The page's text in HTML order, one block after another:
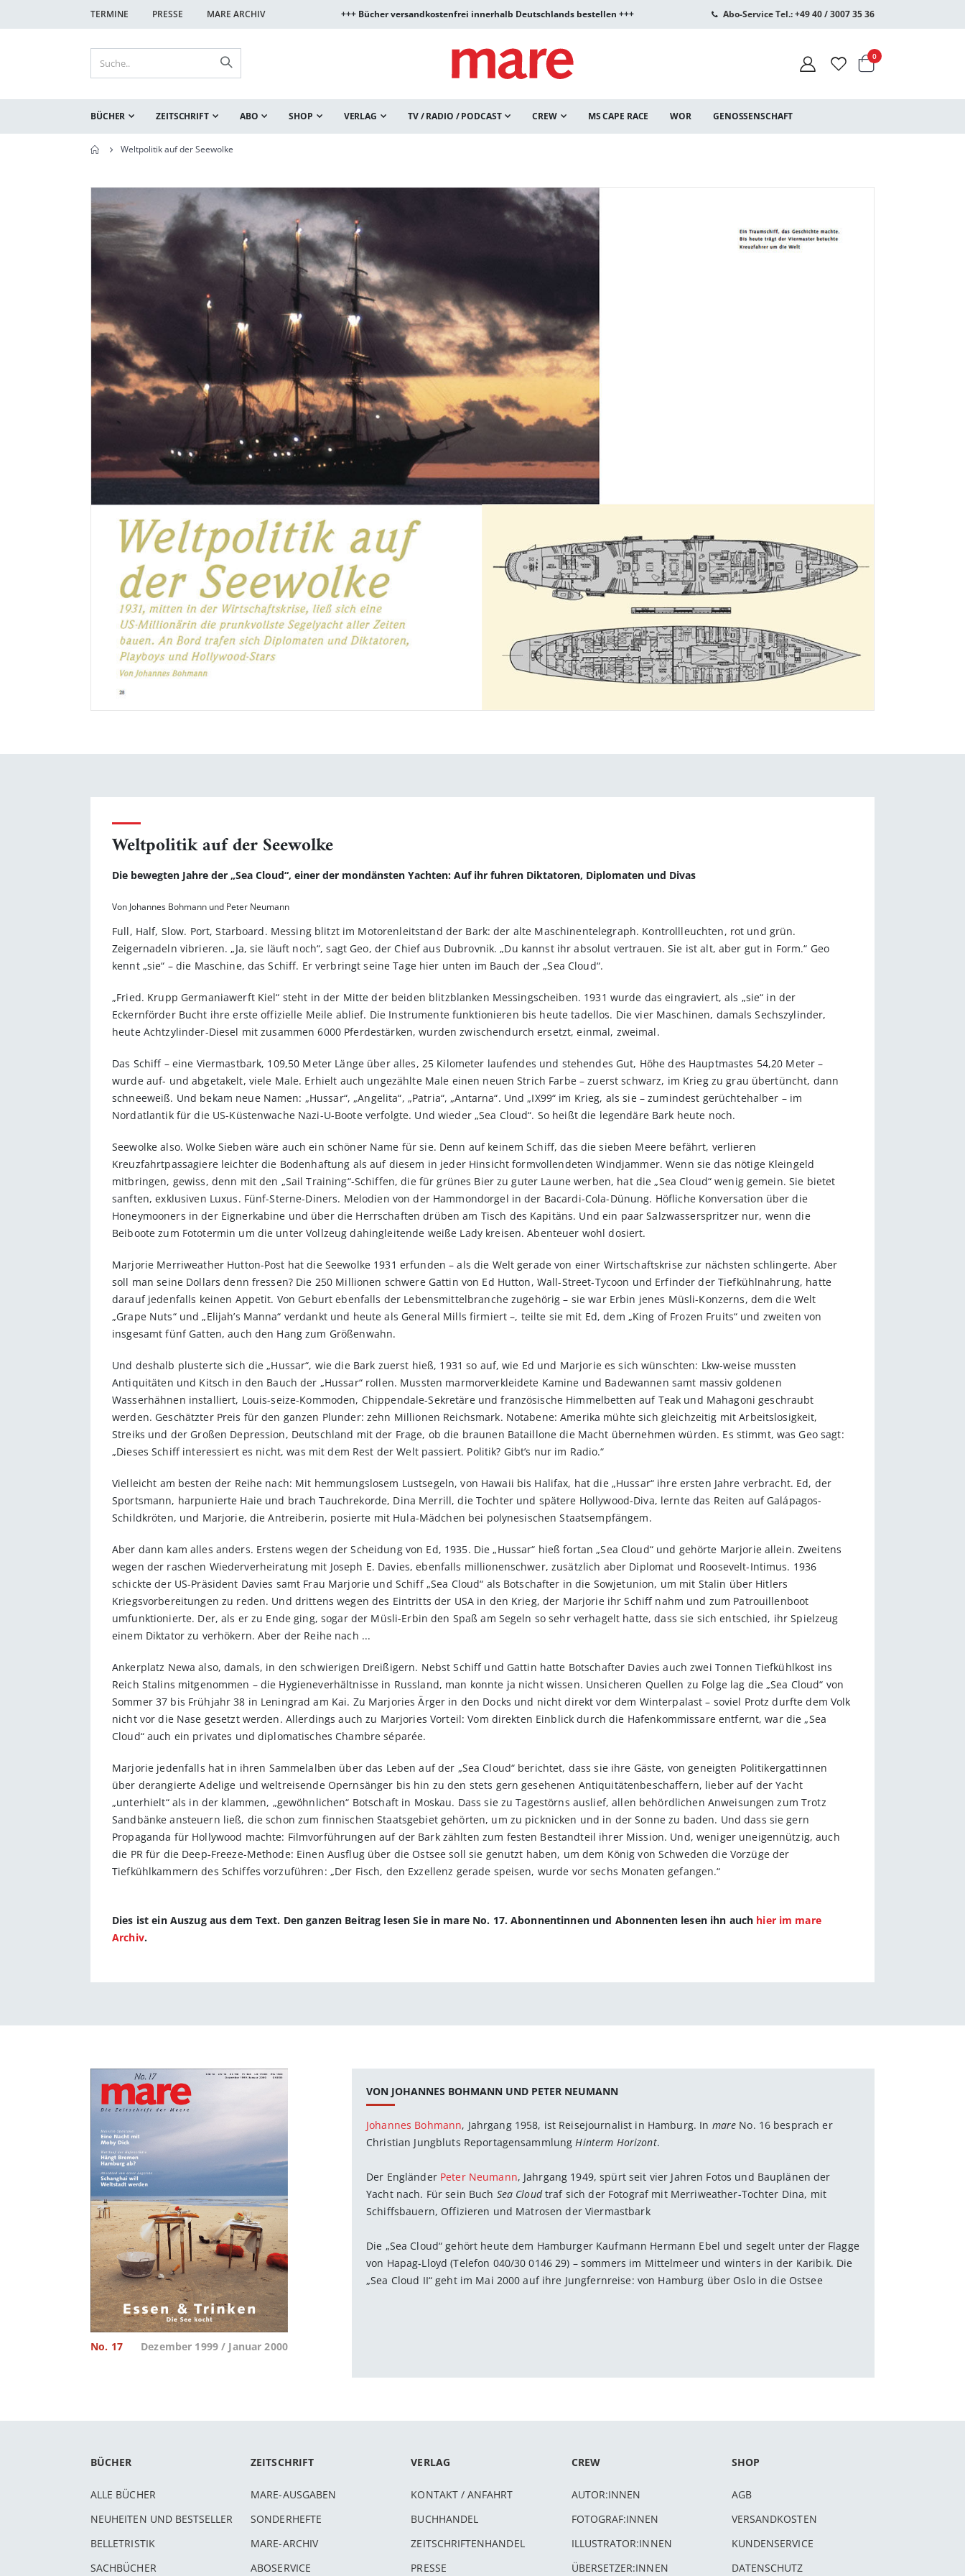
TERMINE PRESSE MARE ARCHIV +++ Bücher versandkostenfrei innerhalb Deutschlands bestellen +++ Abo-Service Tel.: +49 40 / 3007 35 36
Warenkorb
0Artikel
BÜCHER ZEITSCHRIFT ABO SHOP VERLAG TV / RADIO / PODCAST CREW MS CAPE RACE WOR GENOSSENSCHAFT
Weltpolitik auf der Seewolke
Ende
der
Bildgalerie
springen
Anfang
der
Bildgalerie
springen
Weltpolitik auf der Seewolke
Die bewegten Jahre der „Sea Cloud“, einer der mondänsten Yachten: Auf ihr fuhren Diktatoren, Diplomaten und Divas
Von Johannes Bohmann und Peter Neumann
Full, Half, Slow. Port, Starboard. Messing blitzt im Motorenleitstand der Bark: der alte Maschinentelegraph. Kontrollleuchten, rot und grün.
Zeigernadeln vibrieren. „Ja, sie läuft noch“, sagt Geo, der Chief aus Dubrovnik. „Du kannst ihr absolut vertrauen. Sie ist alt, aber gut in Form.“ Geo
kennt „sie“ – die Maschine, das Schiff. Er verbringt seine Tage hier unten im Bauch der „Sea Cloud“.
„Fried. Krupp Germaniawerft Kiel“ steht in der Mitte der beiden blitzblanken Messingscheiben. 1931 wurde das eingraviert, als „sie“ in der
Eckernförder Bucht ihre erste offizielle Meile ablief. Die Instrumente funktionieren bis heute tadellos. Die vier Maschinen, damals Sechszylinder,
heute Achtzylinder-Diesel mit zusammen 6000 Pferdestärken, wurden zwischendurch ersetzt, einmal, zweimal.
Das Schiff – eine Viermastbark, 109,50 Meter Länge über alles, 25 Kilometer laufendes und stehendes Gut, Höhe des Hauptmastes 54,20 Meter –
wurde auf- und abgetakelt, viele Male. Erhielt auch ungezählte Male einen neuen Strich Farbe – zuerst schwarz, im Krieg zu grau übertüncht, dann
schneeweiß. Und bekam neue Namen: „Hussar“, „Angelita“, „Patria“, „Antarna“. Und „IX99“ im Krieg, als sie – zumindest gerüchtehalber – im
Nordatlantik für die US-Küstenwache Nazi-U-Boote verfolgte. Und wieder „Sea Cloud“. So heißt die legendäre Bark heute noch.
Seewolke also. Wolke Sieben wäre auch ein schöner Name für sie. Denn auf keinem Schiff, das die sieben Meere befährt, verlieren
Kreuzfahrtpassagiere leichter die Bodenhaftung als auf diesem in jeder Hinsicht formvollendeten Windjammer. Wenn sie das nötige Kleingeld
mitbringen, gewiss, denn mit den „Sail Training“-Schiffen, die für grünes Bier zu guter Laune werben, hat die „Sea Cloud“ wenig gemein. Sie bietet
sanften, exklusiven Luxus. Fünf-Sterne-Diners. Melodien von der Hammondorgel in der Bacardi-Cola-Dünung. Höfliche Konversation über die
Honeymooners in der Eignerkabine und über die Herrschaften drüben am Tisch des Kapitäns. Und ein paar Salzwasserspritzer nur, wenn die
Beiboote zum Fototermin um die unter Vollzeug dahingleitende weiße Lady kreisen. Abenteuer wohl dosiert.
Marjorie Merriweather Hutton-Post hat die Seewolke 1931 erfunden – als die Welt gerade von einer Wirtschaftskrise zur nächsten schlingerte. Aber
soll man seine Dollars denn fressen? Die 250 Millionen schwere Gattin von Ed Hutton, Wall-Street-Tycoon und Erfinder der Tiefkühlnahrung, hatte
darauf jedenfalls keinen Appetit. Von Geburt ebenfalls der Lebensmittelbranche zugehörig – sie war Erbin jenes Müsli-Konzerns, dem die Welt
„Grape Nuts“ und „Elijah’s Manna“ verdankt und heute als General Mills firmiert –, teilte sie mit Ed, dem „King of Frozen Fruits“ und zweiten von
insgesamt fünf Gatten, auch den Hang zum Größenwahn.
Und deshalb plusterte sich die „Hussar“, wie die Bark zuerst hieß, 1931 so auf, wie Ed und Marjorie es sich wünschten: Lkw-weise mussten
Antiquitäten und Kitsch in den Bauch der „Hussar“ rollen. Mussten marmorverkleidete Kamine und Badewannen samt massiv goldenen
Wasserhähnen installiert, Louis-seize-Kommoden, Chippendale-Sekretäre und französische Himmelbetten auf Teak und Mahagoni geschraubt
werden. Geschätzter Preis für den ganzen Plunder: zehn Millionen Reichsmark. Notabene: Amerika mühte sich gleichzeitig mit Arbeitslosigkeit,
Streiks und der Großen Depression, Deutschland mit der Frage, ob die braunen Bataillone die Macht übernehmen würden. Es stimmt, was Geo sagt:
„Dieses Schiff interessiert es nicht, was mit dem Rest der Welt passiert. Politik? Gibt’s nur im Radio.“
Vielleicht am besten der Reihe nach: Mit hemmungslosem Lustsegeln, von Hawaii bis Halifax, hat die „Hussar“ ihre ersten Jahre verbracht. Ed, der
Sportsmann, harpunierte Haie und brach Tauchrekorde, Dina Merrill, die Tochter und spätere Hollywood-Diva, lernte das Reiten auf Galápagos-
Schildkröten, und Marjorie, die Antreiberin, posierte mit Hula-Mädchen bei polynesischen Staatsempfängem.
Aber dann kam alles anders. Erstens wegen der Scheidung von Ed, 1935. Die „Hussar“ hieß fortan „Sea Cloud“ und gehörte Marjorie allein. Zweitens
wegen der raschen Wiederverheiratung mit Joseph E. Davies, ebenfalls millionenschwer, zusätzlich aber Diplomat und Roosevelt-Intimus. 1936
schickte der US-Präsident Davies samt Frau Marjorie und Schiff „Sea Cloud“ als Botschafter in die Sowjetunion, um mit Stalin über Hitlers
Kriegsvorbereitungen zu reden. Und drittens wegen des Eintritts der USA in den Krieg, der Marjorie ihr Schiff nahm und zum Patrouillenboot
umfunktionierte. Der, als er zu Ende ging, sogar der Müsli-Erbin den Spaß am Segeln so sehr verhagelt hatte, dass sie sich entschied, ihr Spielzeug
einem Diktator zu verhökern. Aber der Reihe nach ...
Ankerplatz Newa also, damals, in den schwierigen Dreißigern. Nebst Schiff und Gattin hatte Botschafter Davies auch zwei Tonnen Tiefkühlkost ins
Reich Stalins mitgenommen – die Hygieneverhältnisse in Russland, man konnte ja nicht wissen. Unsicheren Quellen zu Folge lag die „Sea Cloud“ von
Sommer 37 bis Frühjahr 38 in Leningrad am Kai. Zu Marjories Ärger in den Docks und nicht direkt vor dem Winterpalast – soviel Protz durfte dem Volk
nicht vor die Nase gesetzt werden. Allerdings auch zu Marjories Vorteil: Vom direkten Einblick durch die Hafenkommissare entfernt, war die „Sea
Cloud“ auch ein privates und diplomatisches Chambre séparée.
Marjorie jedenfalls hat in ihren Sammelalben über das Leben auf der „Sea Cloud“ berichtet, dass sie ihre Gäste, von geneigten Politikergattinnen
über derangierte Adelige und weltreisende Opernsänger bis hin zu den stets gern gesehenen Antiquitätenbeschaffern, lieber auf der Yacht
„unterhielt“ als in der klammen, „gewöhnlichen“ Botschaft in Moskau. Dass sie zu Tagestörns auslief, allen behördlichen Anweisungen zum Trotz
Sandbänke ansteuern ließ, die schon zum finnischen Staatsgebiet gehörten, um zu picknicken und in der Sonne zu baden. Und dass sie gern
Propaganda für Hollywood machte: Filmvorführungen auf der Bark zählten zum festen Bestandteil ihrer Mission. Und, weniger uneigennützig, auch
die PR für die Deep-Freeze-Methode: Einen Ausflug über die Ostsee soll sie genutzt haben, um dem König von Schweden die Vorzüge der
Tiefkühlkammern des Schiffes vorzuführen: „Der Fisch, den Exzellenz gerade speisen, wurde vor sechs Monaten gefangen.“
Dies ist ein Auszug aus dem Text. Den ganzen Beitrag lesen Sie in mare No. 17. Abonnentinnen und Abonnenten lesen ihn auch hier im mare
Archiv.
No. 17 Dezember 1999 / Januar 2000
VON JOHANNES BOHMANN UND PETER NEUMANN
Johannes Bohmann, Jahrgang 1958, ist Reisejournalist in Hamburg. In mare No. 16 besprach er
Christian Jungbluts ReportagensammlungHinterm Horizont.
Der Engländer Peter Neumann, Jahrgang 1949, spürt seit vier Jahren Fotos und Bauplänen der
Yacht nach. Für sein Buch Sea Cloudtraf sich der Fotograf mit Merriweather-Tochter Dina, mit
Schiffsbauern, Offizieren und Matrosen der Viermastbark
Die „Sea Cloud“ gehört heute dem Hamburger Kaufmann Hermann Ebel und segelt unter der Flagge
von Hapag-Lloyd (Telefon 040/30 0146 29) – sommers im Mittelmeer und winters in der Karibik. Die
„Sea Cloud II“ geht im Mai 2000 auf ihre Jungfernreise: von Hamburg über Oslo in die Ostsee
BÜCHER
ALLE BÜCHER
NEUHEITEN UND BESTSELLER
BELLETRISTIK
SACHBÜCHER
ZEITSCHRIFT
MARE-AUSGABEN
SONDERHEFTE
MARE-ARCHIV
ABOSERVICE
VERLAG
KONTAKT / ANFAHRT
BUCHHANDEL
ZEITSCHRIFTENHANDEL
PRESSE
CREW
AUTOR:INNEN
FOTOGRAF:INNEN
ILLUSTRATOR:INNEN
ÜBERSETZER:INNEN
SHOP
AGB
VERSANDKOSTEN
KUNDENSERVICE
DATENSCHUTZ